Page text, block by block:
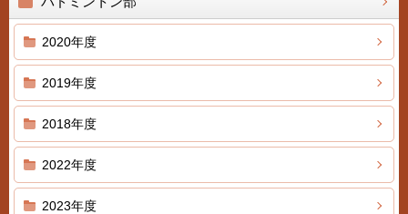
2020年度
2019年度
2018年度
2022年度
2023年度